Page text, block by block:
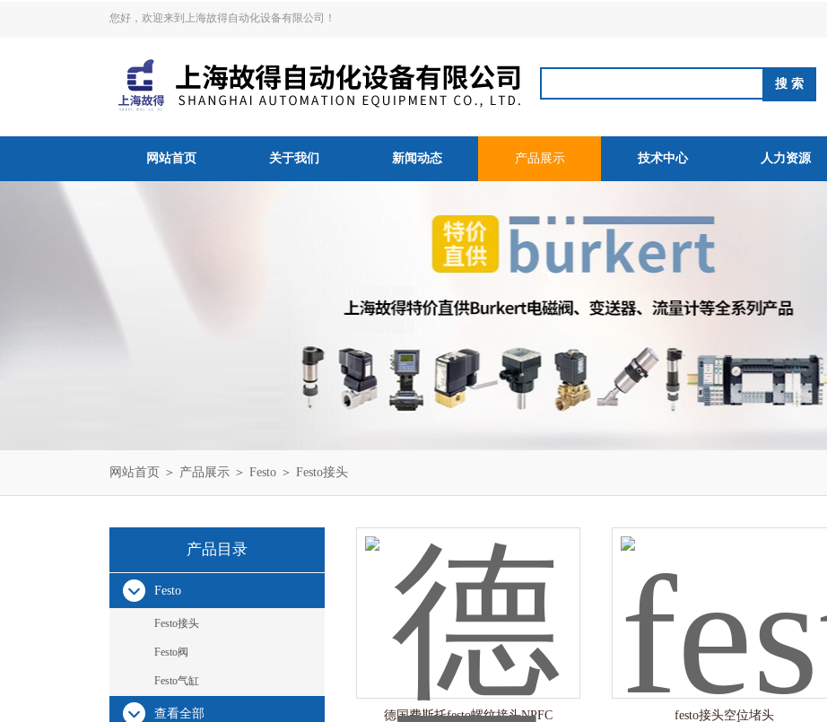
您好，欢迎来到上海故得自动化设备有限公司！
网站首页 关于我们 新闻动态 产品展示 技术中心 人力资源
网站首页 ＞ 产品展示 ＞ Festo ＞ Festo接头
产品目录
Festo
Festo接头
Festo阀
Festo气缸
查看全部 德国费斯托festo螺纹接头NPFC festo接头空位堵头